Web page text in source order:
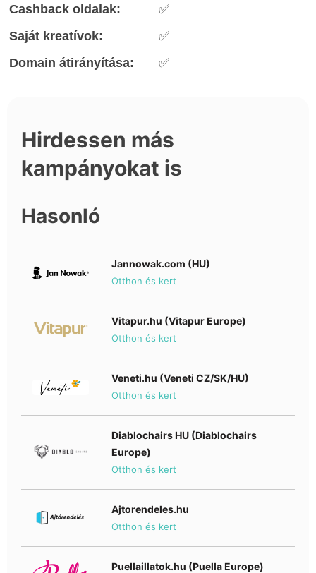
Cashback oldalak:
✅
Saját kreatívok:
✅
Domain átirányítása:
✅
Hirdessen más
kampányokat is
Hasonló
Jannowak.com (HU)
Otthon és kert
Vitapur.hu (Vitapur Europe)
Otthon és kert
Veneti.hu (Veneti CZ/SK/HU)
Otthon és kert
Diablochairs HU (Diablochairs
Europe)
Otthon és kert
Ajtorendeles.hu
Otthon és kert
Puellaillatok.hu (Puella Europe)